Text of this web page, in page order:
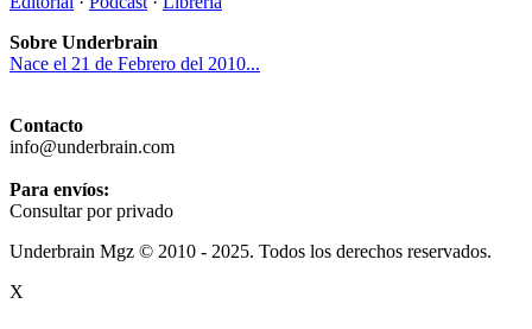
Sobre Underbrain
Nace el 21 de Febrero del 2010...
Contacto
info@underbrain.com
Para envíos:
Consultar por privado
Underbrain Mgz © 2010 - 2025. Todos los derechos reservados.
X